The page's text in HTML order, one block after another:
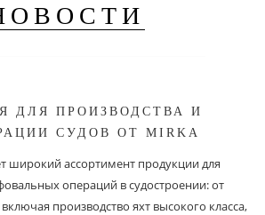
ДЛЯ ПРОИЗВОДСТВА И
СУДОВ ОТ MIRKA
широкий ассортимент продукции для
операций в судостроении: от
производство яхт высокого класса,